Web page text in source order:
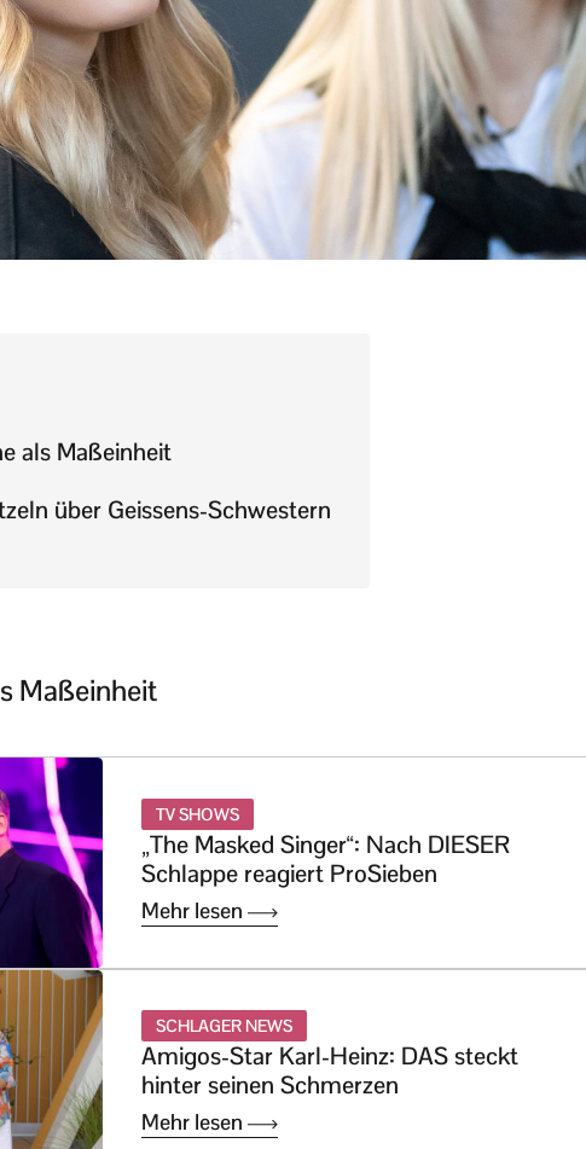
als Maßeinheit
über Geissens-Schwestern
Maßeinheit
TV SHOWS
„The Masked Singer“: Nach DIESER
Schlappe reagiert ProSieben
Mehr lesen
SCHLAGER NEWS
Amigos-Star Karl-Heinz: DAS steckt
hinter seinen Schmerzen
Mehr lesen